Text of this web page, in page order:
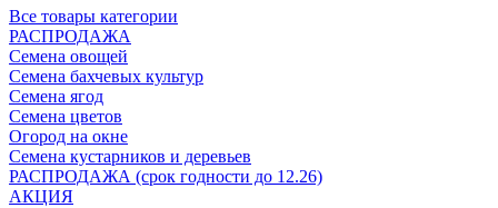
Все товары категории
РАСПРОДАЖА
Семена овощей
Семена бахчевых культур
Семена ягод
Семена цветов
Огород на окне
Семена кустарников и деревьев
РАСПРОДАЖА (срок годности до 12.26)
АКЦИЯ